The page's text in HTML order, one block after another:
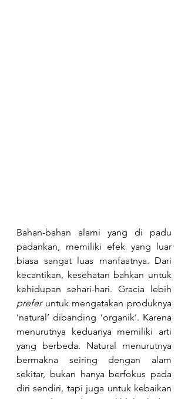
Bahan-bahan alami yang di padu
padankan, memiliki efek yang luar
biasa sangat luas manfaatnya. Dari
kecantikan, kesehatan bahkan untuk
prefer untuk mengatakan produknya
‘natural’ dibanding ’organik’. Karena
menurutnya keduanya memiliki arti
yang berbeda. Natural menurutnya
bermakna seiring dengan alam
sekitar, bukan hanya berfokus pada
diri sendiri, tapi juga untuk kebaikan